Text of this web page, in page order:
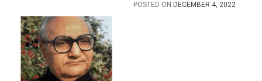
POSTED ON DECEMBER 4, 2022